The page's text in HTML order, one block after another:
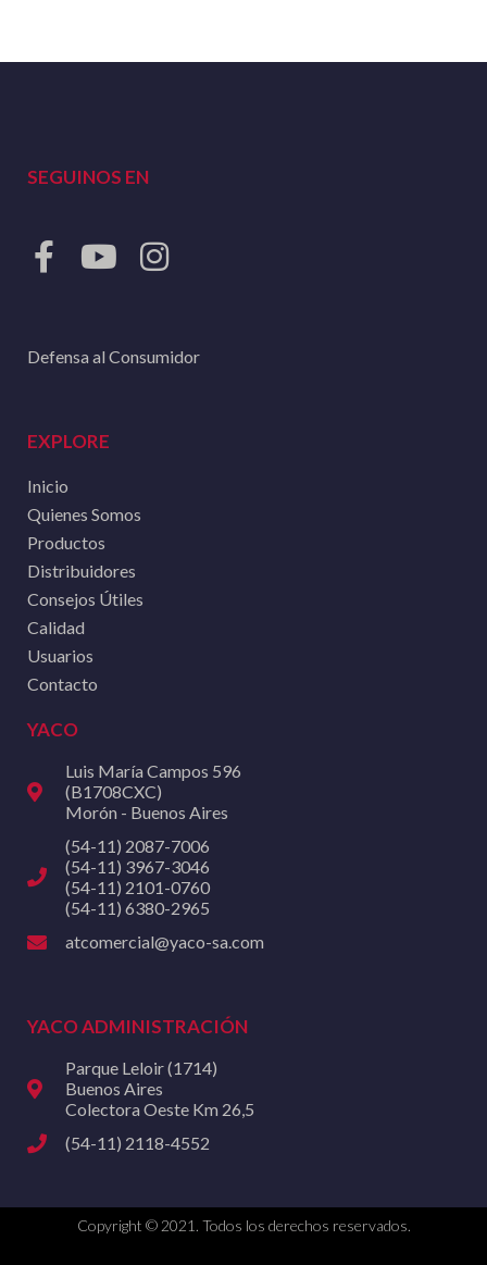
SEGUINOS EN
Defensa al Consumidor
EXPLORE
Inicio
Quienes Somos
Productos
Distribuidores
Consejos Útiles
Calidad
Usuarios
Contacto
YACO
Luis María Campos 596
(B1708CXC)
Morón - Buenos Aires
(54-11) 2087-7006
(54-11) 3967-3046
(54-11) 2101-0760
(54-11) 6380-2965
atcomercial@yaco-sa.com
YACO ADMINISTRACIÓN
Parque Leloir (1714)
Buenos Aires
Colectora Oeste Km 26,5
(54-11) 2118-4552
Copyright © 2021. Todos los derechos reservados.